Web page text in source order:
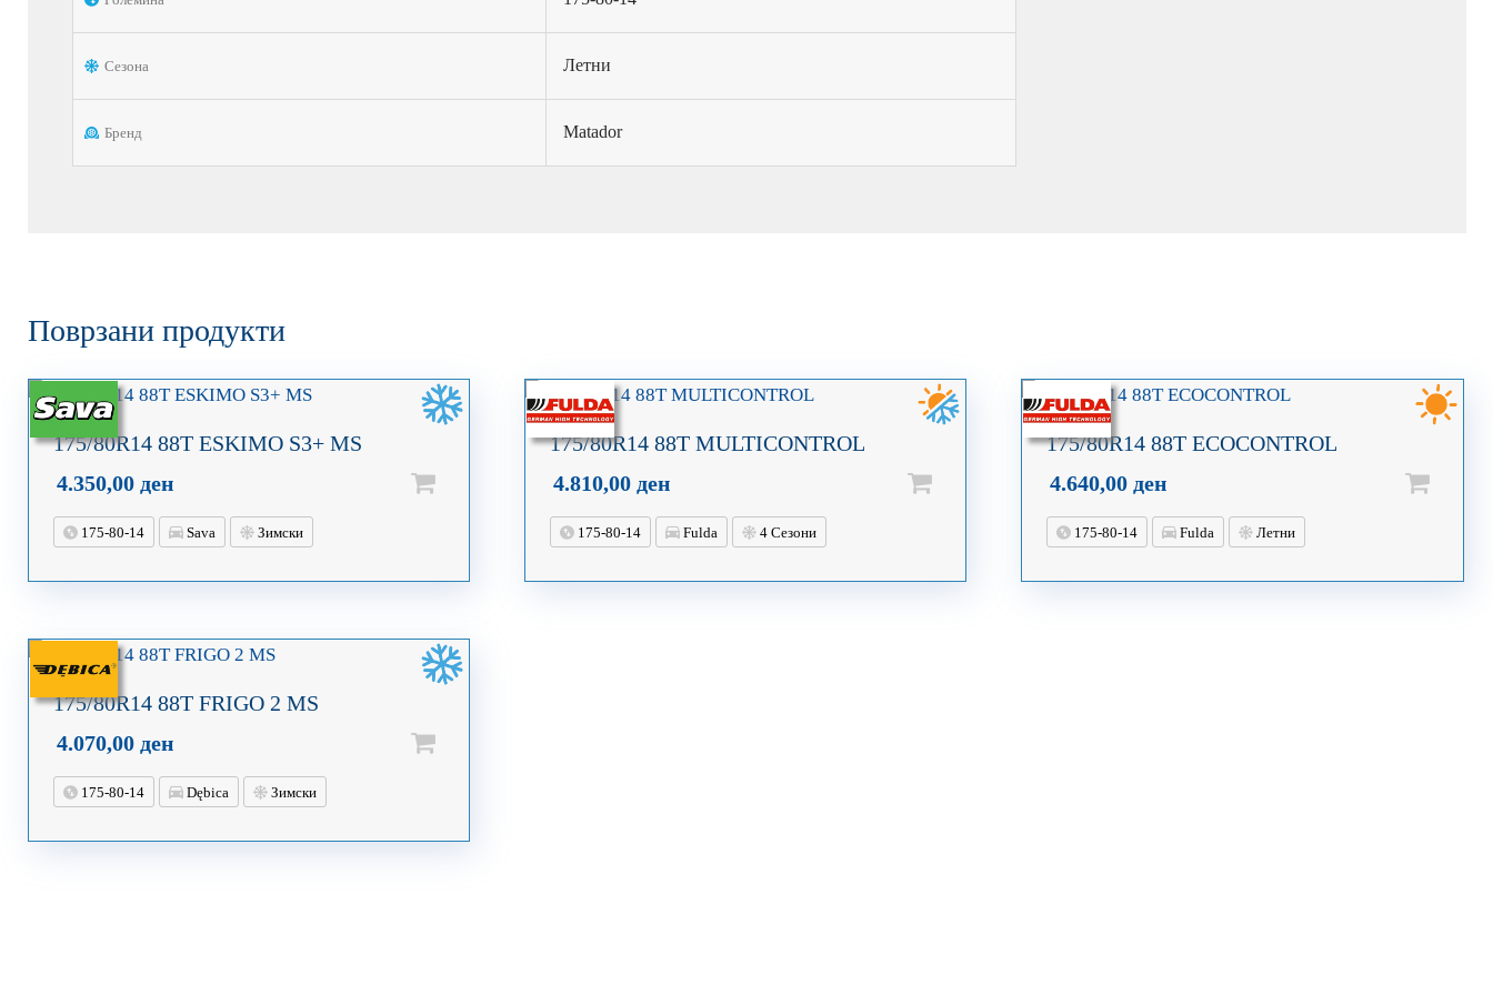
Сезона Летни
Бренд Matador
Поврзани продукти
175/80R14 88T ESKIMO S3+ MS
4.350,00 ден
175-80-14 Sava Зимски
175/80R14 88T MULTICONTROL
4.810,00 ден
175-80-14 Fulda 4 Сезони
175/80R14 88T ECOCONTROL
4.640,00 ден
175-80-14 Fulda Летни
175/80R14 88T FRIGO 2 MS
4.070,00 ден
175-80-14 Dębica Зимски